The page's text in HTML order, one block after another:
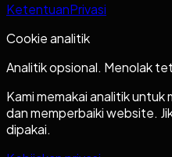
KetentuanPrivasi
Cookie analitik
Analitik opsional. Menolak
Kami memakai analitik
dan memperbaiki website.
dipakai.